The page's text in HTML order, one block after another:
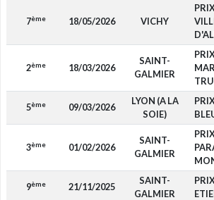
7ème 18/05/2026 VICHY
2ème 18/03/2026
SAINT-
GALMIER
5ème 09/03/2026
LYON (A LA
SOIE)
3ème 01/02/2026
SAINT-
GALMIER
9ème 21/11/2025
SAINT-
GALMIER